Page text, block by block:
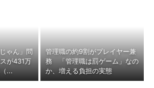
ゃん」問
が431万
...
管理職の約9割がプレイヤー兼
務 「管理職は罰ゲーム」なの
か、増える負担の実態